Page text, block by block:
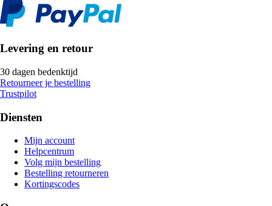
Levering en retour
30 dagen bedenktijd
Retourneer je bestelling
Trustpilot
Diensten
Mijn account
Helpcentrum
Volg mijn bestelling
Bestelling retourneren
Kortingscodes